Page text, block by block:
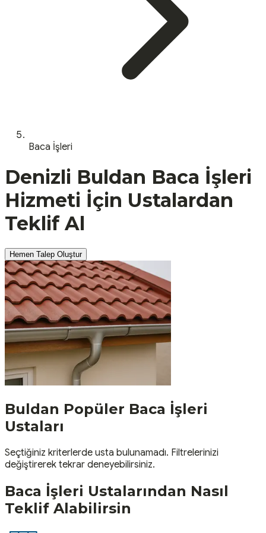
Baca İşleri
Denizli Buldan Baca İşleri
Hizmeti İçin Ustalardan
Teklif Al
Hemen Talep Oluştur
Buldan Popüler Baca İşleri
Ustaları
Seçtiğiniz kriterlerde usta bulunamadı. Filtrelerinizi
değiştirerek tekrar deneyebilirsiniz.
Baca İşleri Ustalarından Nasıl
Teklif Alabilirsin